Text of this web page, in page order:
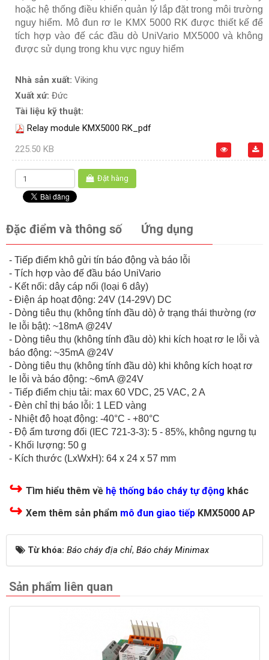
hoặc hệ thống điều khiển quản lý lắp đặt trong môi trường
nguy hiểm. Mô đun rơ le KMX 5000 RK được thiết kế để
tích hợp vào đế các đầu dò UniVario MX5000 và không
được sử dụng trong khu vực nguy hiểm
Nhà sản xuất: Viking
Xuất xứ: Đức
Tài liệu kỹ thuật:
Relay module KMX5000 RK_pdf
225.50 KB
Đặt hàng
Đặc điểm và thông số Ứng dụng
- Tiếp điểm khô gửi tín báo động và báo lỗi
- Tích hợp vào đế đầu báo UniVario
- Kết nối: dây cáp nối (loại 6 dây)
- Điện áp hoạt động: 24V (14-29V) DC
- Dòng tiêu thụ (không tính đầu dò) ở trạng thái thường (rơ
le lỗi bật): ~18mA @24V
- Dòng tiêu thụ (không tính đầu dò) khi kích hoạt rơ le lỗi và
báo động: ~35mA @24V
- Dòng tiêu thụ (không tính đầu dò) khi không kích hoạt rơ
le lỗi và báo động: ~6mA @24V
- Tiếp điểm chịu tải: max 60 VDC, 25 VAC, 2 A
- Đèn chỉ thị báo lỗi: 1 LED vàng
- Nhiệt độ hoạt động: -40°C - +80°C
- Độ ẩm tương đối (IEC 721-3-3): 5 - 85%, không ngưng tụ
- Khối lượng: 50 g
- Kích thước (LxWxH): 64 x 24 x 57 mm
↪ Tìm hiểu thêm về hệ thống báo cháy tự động khác
↪ Xem thêm sản phẩm mô đun giao tiếp KMX5000 AP
Từ khóa: Báo cháy địa chỉ, Báo cháy Minimax
Sản phẩm liên quan